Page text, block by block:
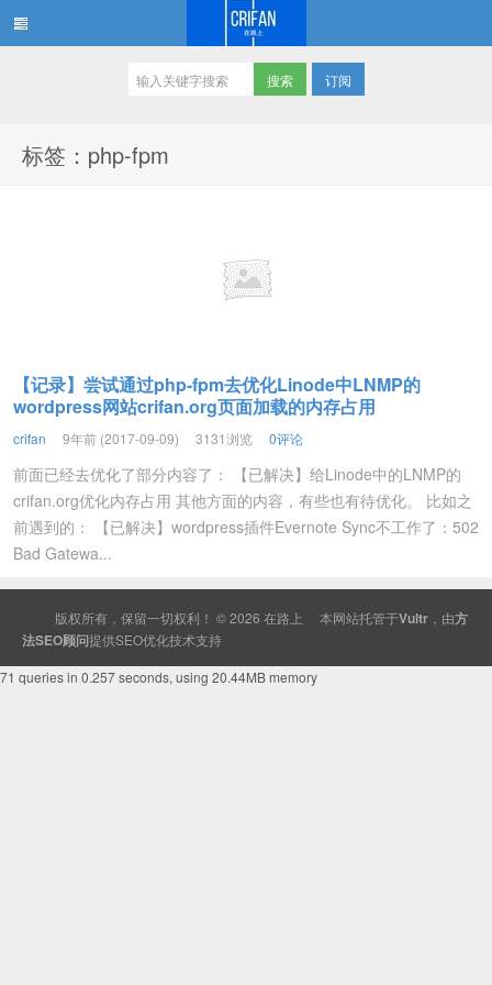
订阅
标签：php-fpm
【记录】尝试通过php-fpm去优化Linode中LNMP的
wordpress网站crifan.org页面加载的内存占用
crifan 9年前 (2017-09-09) 3131浏览 0评论
前面已经去优化了部分内容了： 【已解决】给Linode中的LNMP的
crifan.org优化内存占用 其他方面的内容，有些也有待优化。 比如之
前遇到的： 【已解决】wordpress插件Evernote Sync不工作了：502
Bad Gatewa...
版权所有，保留一切权利！ © 2026 在路上 本网站托管于Vultr ，由方
法SEO顾问提供SEO优化技术支持
71 queries in 0.257 seconds, using 20.44MB memory